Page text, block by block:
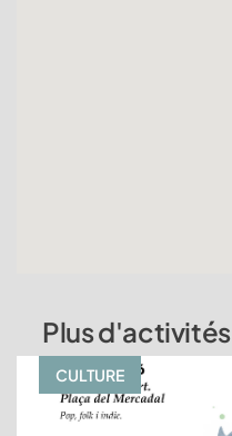
Plus
CULTURE